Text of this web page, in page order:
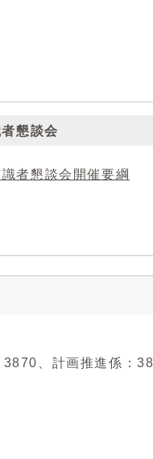
懇談会
者懇談会開催要綱
、計画推進係：